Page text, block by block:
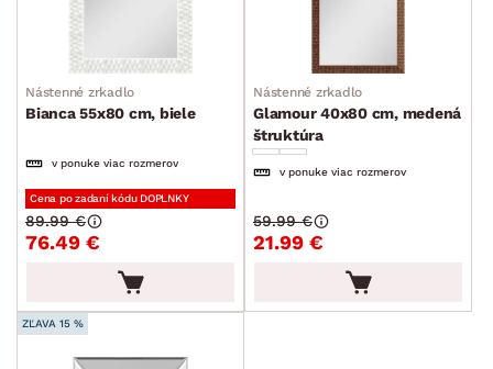
Nástenné zrkadlo
Bianca 55x80 cm, biele
v ponuke viac rozmerov
Cena po zadaní kódu DOPLNKY
76.49 €
89.99 €
Nástenné zrkadlo
Glamour 40x80 cm, medená
štruktúra
v ponuke viac rozmerov
21.99 €
59.99 €
ZĽAVA 15 %